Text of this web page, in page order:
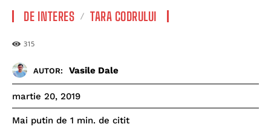
DE INTERES TARA CODRULUI
315
AUTOR: Vasile Dale
martie 20, 2019
Mai putin de 1 min. de citit